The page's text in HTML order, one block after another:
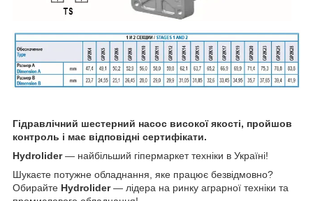
Гідравлічний шестерний насос високої якості, пройшов
контроль і має відповідні сертифікати.
Hydrolider— найбільший гіпермаркет техніки в Україні!
Шукаєте потужне обладнання, яке працює безвідмовно?
Обирайте Hydrolider— лідера на ринку аграрної техніки та